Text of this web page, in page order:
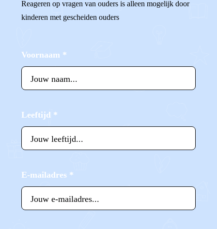
Reageren op vragen van ouders is alleen mogelijk door
kinderen met gescheiden ouders
Voornaam *
Leeftijd *
E-mailadres *